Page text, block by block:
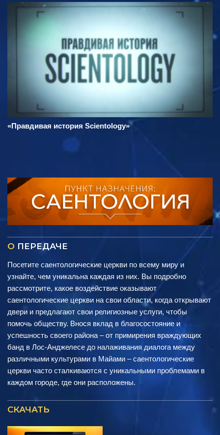
«Правдивая история Scientology»
О ПЕРЕДАЧЕ
Посетите саентологические церкви по всему миру и
узнайте, чем уникальна каждая из них. Вы подробно
рассмотрите, какое воздействие оказывают
саентологические церкви на свои области, когда открывают
двери и предлагают свои религиозные услуги, чтобы
помочь обществу. Внося вклад в благосостояние и
успешность своего района – от примирения враждующих
банд в Лос-Анджелесе до налаживания диалога между
различными культурами в Майами – саентологические
церкви часто сталкиваются с уникальными проблемами в
каждом городе, где они расположены.
СКАЧАТЬ